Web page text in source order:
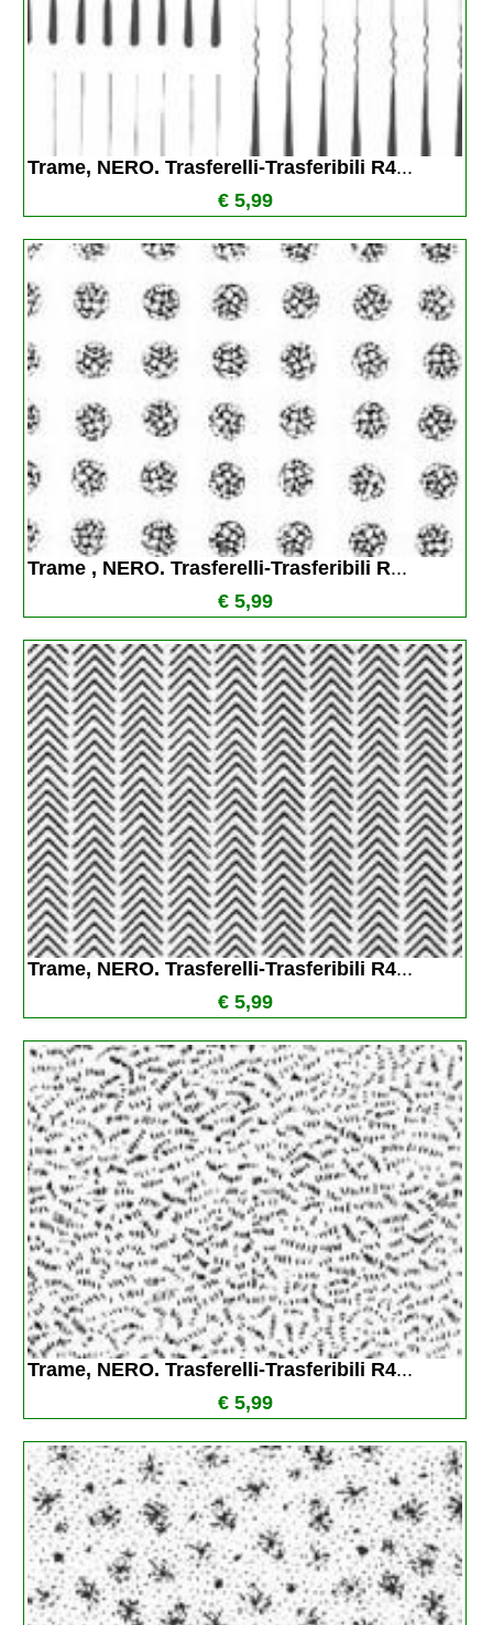
Trame, NERO. Trasferelli-Trasferibili R4...
€ 5,99
Trame , NERO. Trasferelli-Trasferibili R...
€ 5,99
Trame, NERO. Trasferelli-Trasferibili R4...
€ 5,99
Trame, NERO. Trasferelli-Trasferibili R4...
€ 5,99